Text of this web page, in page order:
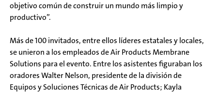
objetivo común de construir un mundo más limpio y
productivo”.
Más de 100 invitados, entre ellos líderes estatales y locales,
se unieron a los empleados de Air Products Membrane
Solutions para el evento. Entre los asistentes figuraban los
oradores Walter Nelson, presidente de la división de
Equipos y Soluciones Técnicas de Air Products; Kayla